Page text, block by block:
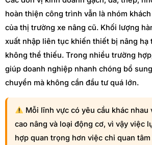
hoàn thiện công trình vẫn là nhóm
của thị trường xe nâng cũ. Khối lượng
xuất nhập liên tục khiến thiết bị nâng hạ
không thể thiếu. Trong nhiều trường
giúp doanh nghiệp nhanh chóng bổ
chuyển mà không cần đầu tư quá lớn.
Mỗi lĩnh vực có yêu cầu khác nhau
cao nâng và loại động cơ, vì vậy việc
hợp quan trọng hơn việc chỉ quan